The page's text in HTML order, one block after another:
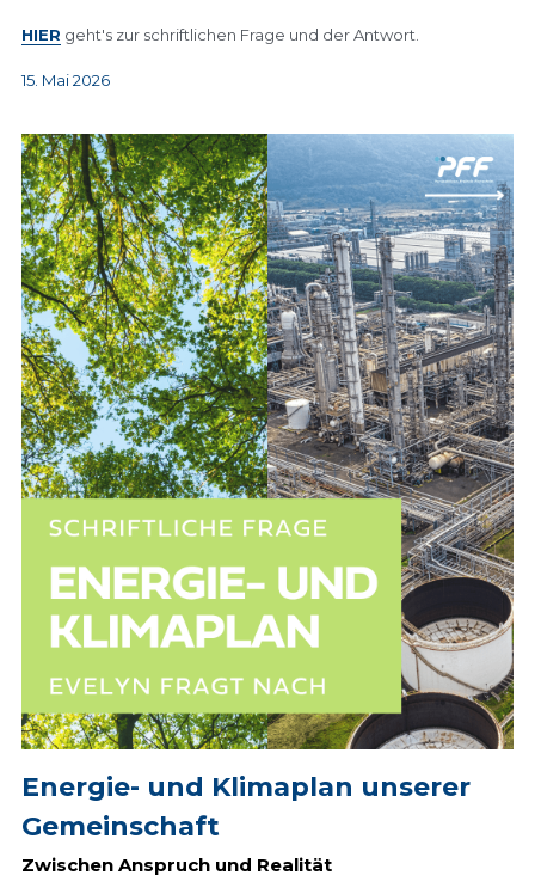
HIER geht's zur schriftlichen Frage und der Antwort.
15. Mai 2026
Energie- und Klimaplan unserer
Gemeinschaft
Zwischen Anspruch und Realität